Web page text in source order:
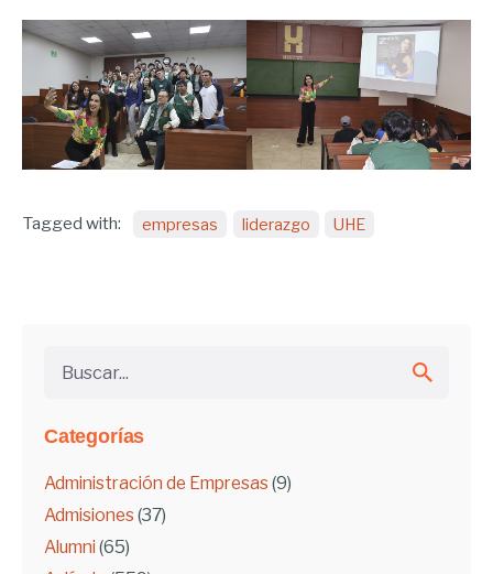
Categorías
Administración de Empresas (9)
Admisiones (37)
Alumni (65)
Tagged with: empresas liderazgo UHE